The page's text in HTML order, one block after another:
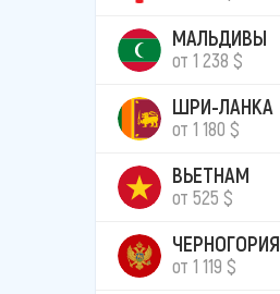
МАЛЬДИВЫ
от 1 238 $
ШРИ-ЛАНКА
от 1 180 $
ВЬЕТНАМ
от 525 $
ЧЕРНОГОРИЯ
от 1 119 $